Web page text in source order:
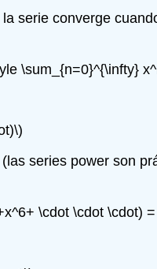
serie converge
\sum_{n=0}^{\infty}
series power son
\cdot \cdot \cdot)